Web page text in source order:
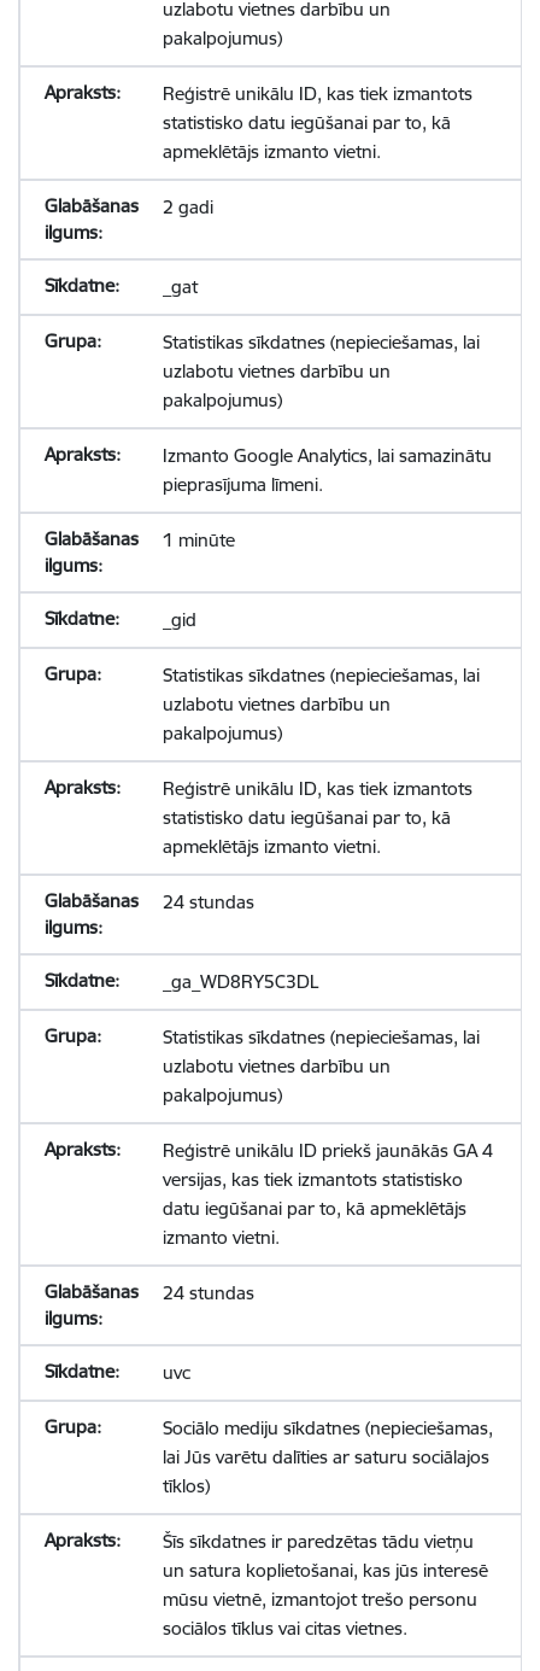
uzlabotu vietnes darbību un
pakalpojumus)
Reģistrē unikālu ID, kas tiek izmantots
statistisko datu iegūšanai par to, kā
apmeklētājs izmanto vietni.
2 gadi
_gat
Statistikas sīkdatnes (nepieciešamas, lai
uzlabotu vietnes darbību un
pakalpojumus)
Izmanto Google Analytics, lai samazinātu
pieprasījuma līmeni.
1 minūte
_gid
Statistikas sīkdatnes (nepieciešamas, lai
uzlabotu vietnes darbību un
pakalpojumus)
Reģistrē unikālu ID, kas tiek izmantots
statistisko datu iegūšanai par to, kā
apmeklētājs izmanto vietni.
24 stundas
_ga_WD8RY5C3DL
Statistikas sīkdatnes (nepieciešamas, lai
uzlabotu vietnes darbību un
pakalpojumus)
Reģistrē unikālu ID priekš jaunākās GA 4
versijas, kas tiek izmantots statistisko
datu iegūšanai par to, kā apmeklētājs
izmanto vietni.
24 stundas
uvc
Sociālo mediju sīkdatnes (nepieciešamas,
lai Jūs varētu dalīties ar saturu sociālajos
tīklos)
Šīs sīkdatnes ir paredzētas tādu vietņu
un satura koplietošanai, kas jūs interesē
mūsu vietnē, izmantojot trešo personu
sociālos tīklus vai citas vietnes.